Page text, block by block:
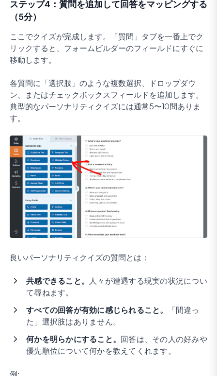
ステップ4：質問を追加して回答をマッピングする
（5分）
ここでクイズが完成します。「質問」タブを一番上でク
リックすると、フォームビルダーのフィールドにすぐに
移動します。
各質問に「選択肢」のような複数選択、ドロップダウ
ン、またはチェックボックスフィールドを追加します。
典型的なパーソナリティクイズには通常5〜10問ありま
す。
良いパーソナリティクイズの質問とは：
共感できること。
人々が遭遇する現実の状況につい
て尋ねます。
すべての回答が有効に感じられること。
「間違っ
た」選択肢はありません。
何かを明らかにすること。 回答は、その人の好みや
優先順位について何かを教えてくれます。
例: